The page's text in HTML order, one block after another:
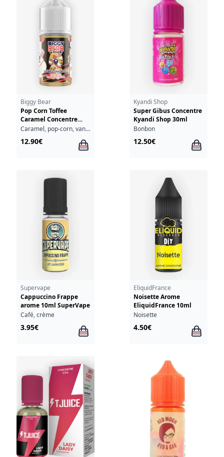
Biggy Bear
Pop Corn Toffee
Caramel Concentre
Biggy Bear 30ml
Caramel, pop-corn, vanille
12.90€
Kyandi Shop
Super Gibus Concentre
Kyandi Shop 30ml
Bonbon
12.50€
Supervape
Cappuccino Frappe
arome 10ml SuperVape
Café, crème
3.95€
EliquidFrance
Noisette Arome
EliquidFrance 10ml
Noisette
4.50€